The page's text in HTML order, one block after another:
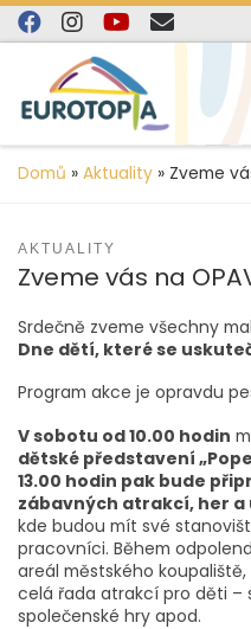
content
Skip to content
Domů » Aktuality » Zveme
AKTUALITY
Zveme vás na
Srdečně zveme všechny
Dne dětí, které se
Program akce je opravdu
V sobotu od 10.00 hodin
dětské představení
13.00 hodin pak bude
zábavných atrakcí, her a
kde budou mít své
pracovníci. Během
areál městského
celá řada atrakcí pro děti –
společenské hry apod.